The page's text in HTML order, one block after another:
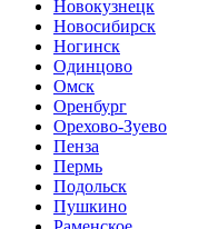
Новокузнецк
Новосибирск
Ногинск
Одинцово
Омск
Оренбург
Орехово-Зуево
Пенза
Пермь
Подольск
Пушкино